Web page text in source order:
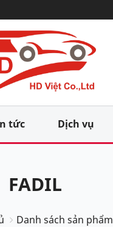
tức Dịch vụ
FADIL
Danh sách sản phẩm